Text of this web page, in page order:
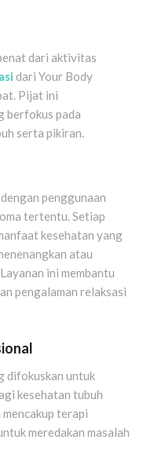
dari aktivitas
dari Your Body
Pijat ini
berfokus pada
serta pikiran.
penggunaan
tertentu. Setiap
kesehatan yang
atau
ini membantu
pengalaman relaksasi
difokuskan untuk
kesehatan tubuh
terapi
meredakan masalah